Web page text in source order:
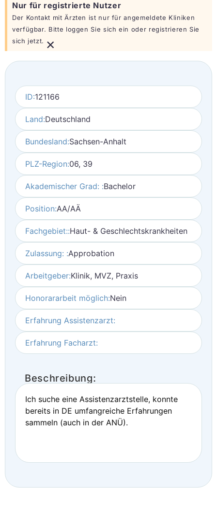
Nur für registrierte Nutzer
Der Kontakt mit Ärzten ist nur für angemeldete Kliniken
verfügbar. Bitte loggen Sie sich ein oder registrieren Sie
sich jetzt. ×
ID:121166
Land:Deutschland
Bundesland:Sachsen-Anhalt
PLZ-Region:06, 39
Akademischer Grad: :Bachelor
Position:AA/AÄ
Fachgebiet::Haut- & Geschlechtskrankheiten
Zulassung: :Approbation
Arbeitgeber:Klinik, MVZ, Praxis
Honorararbeit möglich:Nein
Erfahrung Assistenzarzt:
Erfahrung Facharzt:
Beschreibung:
Ich suche eine Assistenzarztstelle, konnte
bereits in DE umfangreiche Erfahrungen
sammeln (auch in der ANÜ).